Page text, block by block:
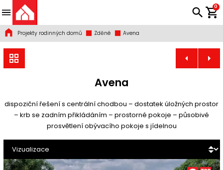
0
Projekty rodinných domů Zděné Avena
Avena
dispoziční řešení s centrální chodbou – dostatek úložných prostor
– krb se zadním přikládáním – prostorné pokoje – působivé
prosvětlení obývacího pokoje s jídelnou